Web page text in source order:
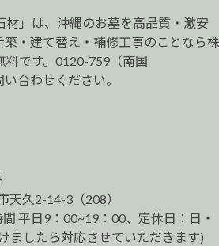
」は、沖縄のお墓を高品質・激安
・建て替え・補修工事のことなら株
です。0120-759（南国
合わせください。
天久2-14-3（208）
平日9：00~19：00、定休日：日・
ましたら対応させていただきます)